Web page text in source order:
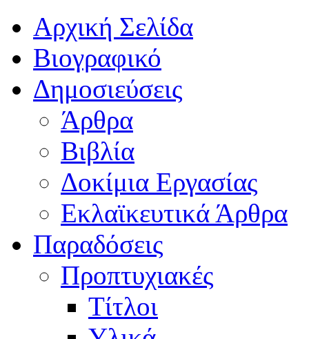
Αρχική Σελίδα
Βιογραφικό
Δημοσιεύσεις
Άρθρα
Βιβλία
Δοκίμια Εργασίας
Εκλαϊκευτικά Άρθρα
Παραδόσεις
Προπτυχιακές
Τίτλοι